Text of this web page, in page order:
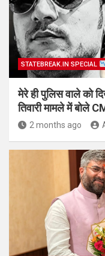
STATEBREAK.IN SPECIAL
मेरे ही पुलिस वाले को
तिवारी मामले में बोले
2 months ago